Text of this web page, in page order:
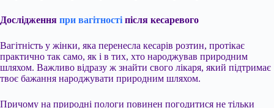
Дослідження при вагітності після кесаревого
Вагітність у жінки, яка перенесла кесарів розтин, протікає
практично так само, як і в тих, хто народжував природним
шляхом. Важливо відразу ж знайти свого лікаря, який підтримає
твоє бажання народжувати природним шляхом.
Причому на природні пологи повинен погодитися не тільки